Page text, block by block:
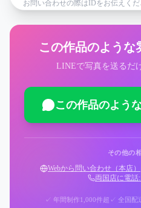
お問い合わせの際はIDをお伝えくだ
この作品のような
LINEで写真を送るだ
この作品のよう
その他の
Webから問い合わせ（本店）
両国店に電話:
✓ 年間制作1,000件超 ✓ 全国配